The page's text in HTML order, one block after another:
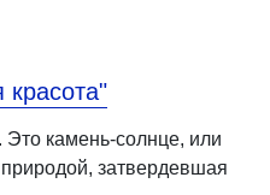
Это камень-солнце, или
затвердевшая